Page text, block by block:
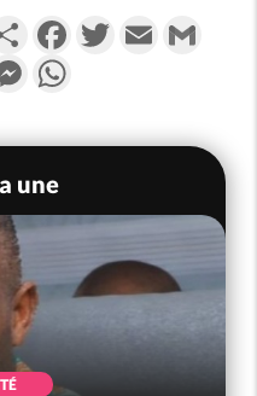
PartagerFacebookTwitterEmail
Messenger
une